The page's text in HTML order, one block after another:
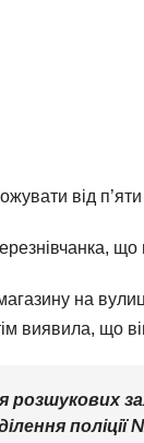
від
на
виявила, що
розшукових